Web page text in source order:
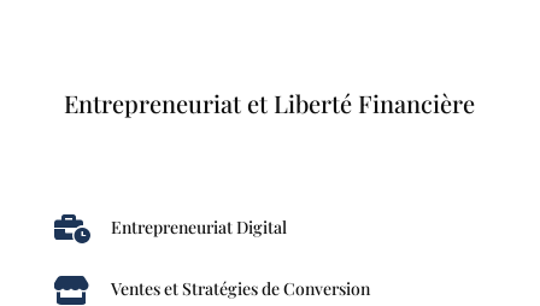
Entrepreneuriat et Liberté Financière
 Entrepreneuriat Digital
 Ventes et Stratégies de Conversion